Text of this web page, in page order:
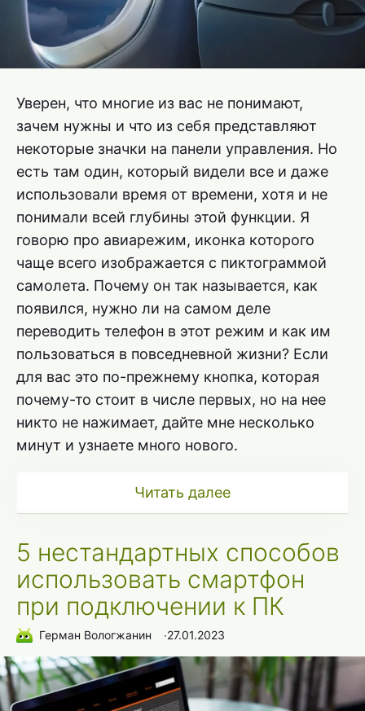
Уверен, что многие из вас не понимают,
зачем нужны и что из себя представляют
некоторые значки на панели управления. Но
есть там один, который видели все и даже
использовали время от времени, хотя и не
понимали всей глубины этой функции. Я
говорю про авиарежим, иконка которого
чаще всего изображается с пиктограммой
самолета. Почему он так называется, как
появился, нужно ли на самом деле
переводить телефон в этот режим и как им
пользоваться в повседневной жизни? Если
для вас это по-прежнему кнопка, которая
почему-то стоит в числе первых, но на нее
никто не нажимает, дайте мне несколько
минут и узнаете много нового.
Читать далее
5 нестандартных способов
использовать смартфон
при подключении к ПК
Герман Вологжанин ∙27.01.2023